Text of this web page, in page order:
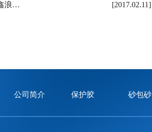
[2017.02.11]
浪…
公司简介 保护胶 砂包砂